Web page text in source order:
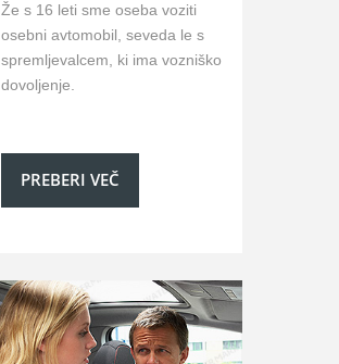
Že s 16 leti sme oseba voziti
osebni avtomobil, seveda le s
spremljevalcem, ki ima vozniško
dovoljenje.
PREBERI VEČ